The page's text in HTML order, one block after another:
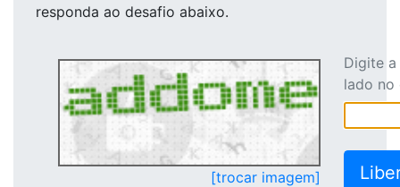
responda ao desafio abaixo.
[trocar imagem]
Digite
lado no